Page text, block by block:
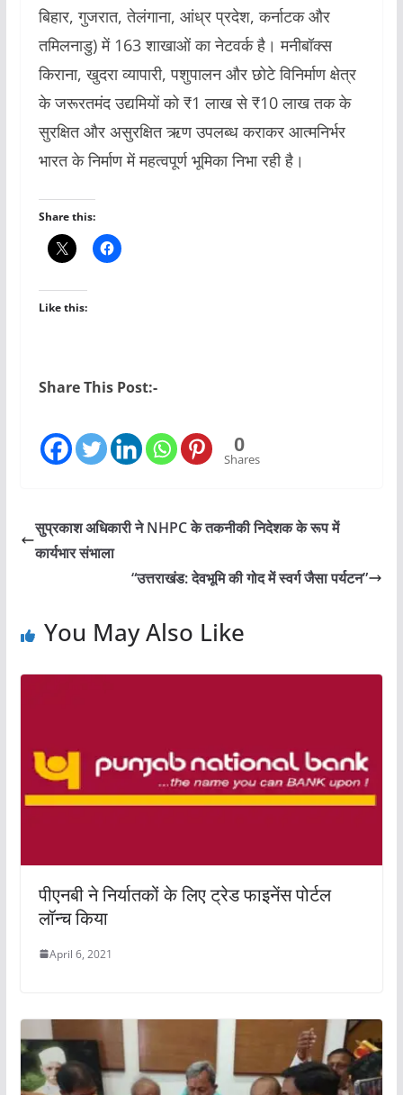
बिहार, गुजरात, तेलंगाना, आंध्र प्रदेश, कर्नाटक और
तमिलनाडु) में 163 शाखाओं का नेटवर्क है। मनीबॉक्स
किराना, खुदरा व्यापारी, पशुपालन और छोटे विनिर्माण क्षेत्र
के जरूरतमंद उद्यमियों को ₹1 लाख से ₹10 लाख तक के
सुरक्षित और असुरक्षित ऋण उपलब्ध कराकर आत्मनिर्भर
भारत के निर्माण में महत्वपूर्ण भूमिका निभा रही है।
Share this:
Like this:
Share This Post:-
0
Shares
सुप्रकाश अधिकारी ने NHPC के तकनीकी निदेशक के रूप में
कार्यभार संभाला
“उत्तराखंड: देवभूमि की गोद में स्वर्ग जैसा पर्यटन”
You May Also Like
पीएनबी ने निर्यातकों के लिए ट्रेड फाइनेंस पोर्टल
लॉन्च किया
April 6, 2021